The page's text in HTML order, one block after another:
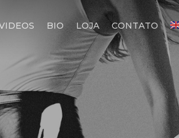
BIO LOJA CONTATO